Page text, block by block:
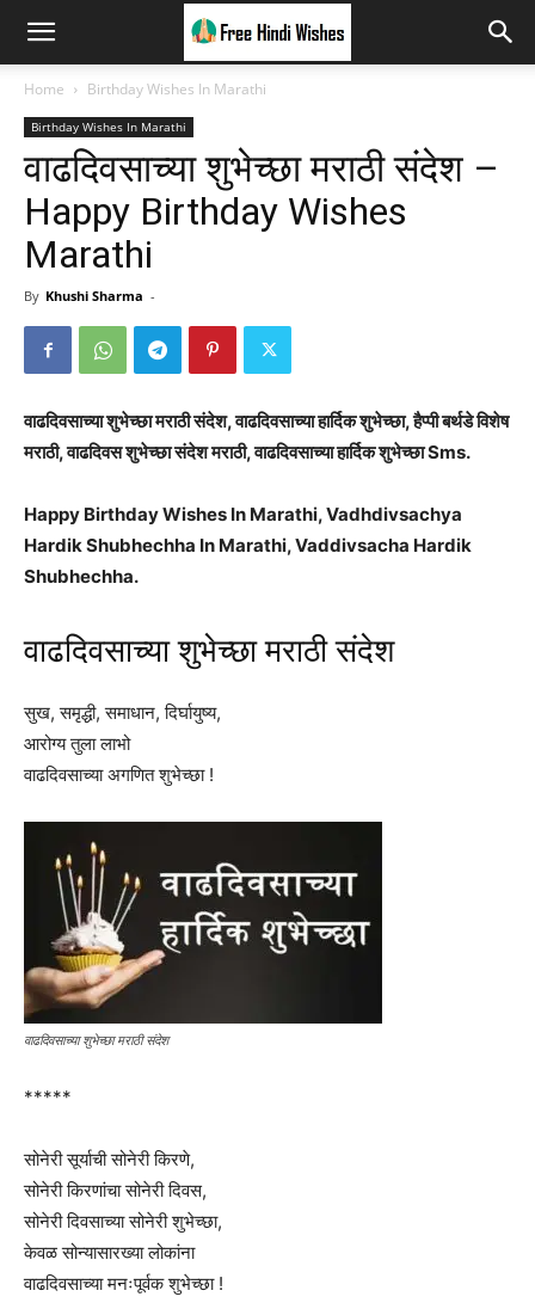
Home Birthday Wishes In Marathi
Birthday Wishes In Marathi
वाढदिवसाच्या शुभेच्छा मराठी संदेश –
Happy Birthday Wishes
Marathi
By Khushi Sharma -
वाढदिवसाच्या शुभेच्छा मराठी संदेश, वाढदिवसाच्या हार्दिक शुभेच्छा, हैप्पी बर्थडे विशेष
मराठी, वाढदिवस शुभेच्छा संदेश मराठी, वाढदिवसाच्या हार्दिक शुभेच्छा Sms.
Happy Birthday Wishes In Marathi, Vadhdivsachya
Hardik Shubhechha In Marathi, Vaddivsacha Hardik
Shubhechha.
वाढदिवसाच्या शुभेच्छा मराठी संदेश
सुख, समृद्धी, समाधान, दिर्घायुष्य,
आरोग्य तुला लाभो
वाढदिवसाच्या अगणित शुभेच्छा !
वाढदिवसाच्या शुभेच्छा मराठी संदेश
*****
सोनेरी सूर्याची सोनेरी किरणे,
सोनेरी किरणांचा सोनेरी दिवस,
सोनेरी दिवसाच्या सोनेरी शुभेच्छा,
केवळ सोन्यासारख्या लोकांना
वाढदिवसाच्या मनःपूर्वक शुभेच्छा !